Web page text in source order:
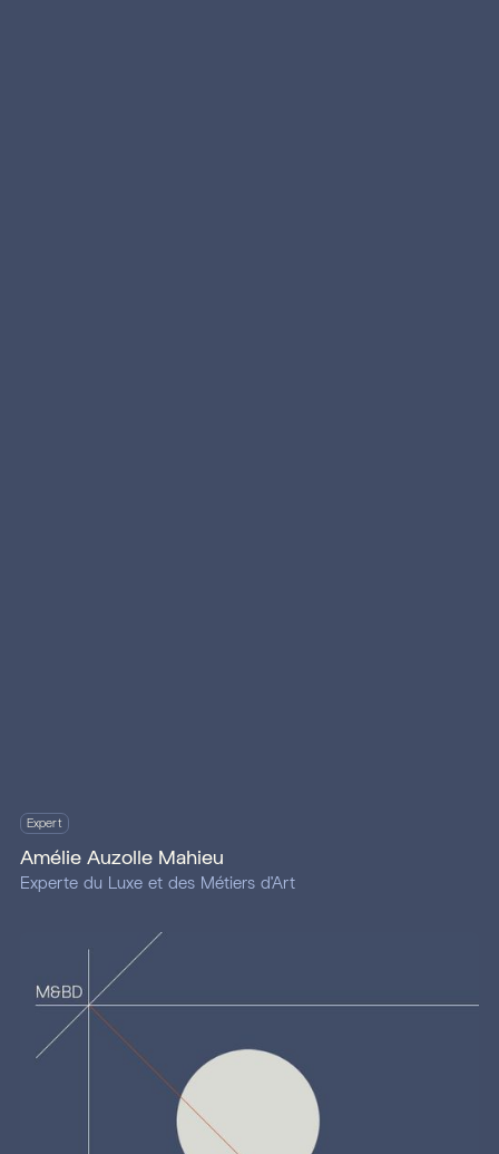
Expert
Amélie Auzolle Mahieu
Experte du Luxe et des Métiers d'Art